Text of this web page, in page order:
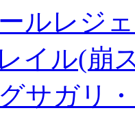
ルレジ
イル(崩
サガリ